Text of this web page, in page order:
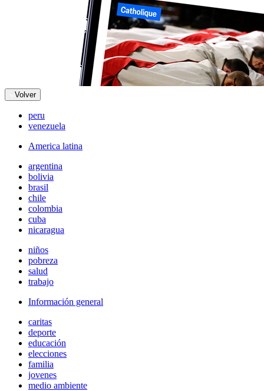
Volver
peru
venezuela
America latina
argentina
bolivia
brasil
chile
colombia
cuba
nicaragua
niños
pobreza
salud
trabajo
Información general
caritas
deporte
educación
elecciones
familia
jovenes
medio ambiente